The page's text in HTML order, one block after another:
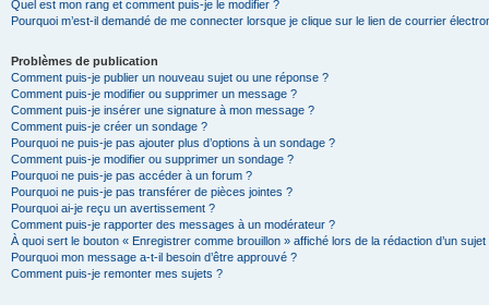
Quel est mon rang et comment puis-je le modifier ?
Pourquoi m’est-il demandé de me connecter lorsque je clique sur le lien de courrier
Problèmes de publication
Comment puis-je publier un nouveau sujet ou une réponse ?
Comment puis-je modifier ou supprimer un message ?
Comment puis-je insérer une signature à mon message ?
Comment puis-je créer un sondage ?
Pourquoi ne puis-je pas ajouter plus d’options à un sondage ?
Comment puis-je modifier ou supprimer un sondage ?
Pourquoi ne puis-je pas accéder à un forum ?
Pourquoi ne puis-je pas transférer de pièces jointes ?
Pourquoi ai-je reçu un avertissement ?
Comment puis-je rapporter des messages à un modérateur ?
À quoi sert le bouton « Enregistrer comme brouillon » affiché lors de la rédaction d’un sujet
Pourquoi mon message a-t-il besoin d’être approuvé ?
Comment puis-je remonter mes sujets ?